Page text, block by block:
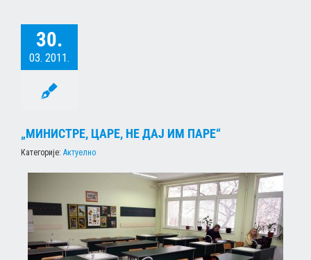
30.
03. 2011.
„МИНИСТРЕ, ЦАРЕ, НЕ ДАЈ ИМ ПАРЕ“
Категорије: Актуелно